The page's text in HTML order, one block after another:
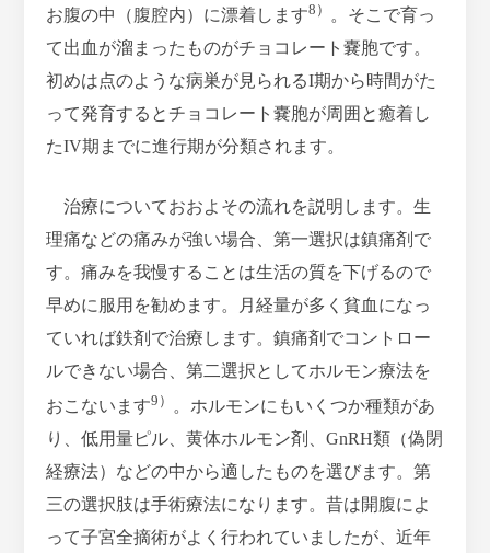
お腹の中（腹腔内）に漂着します8）
。そこで育っ
て出血が溜まったものがチョコレート嚢胞です。
初めは点のような病巣が見られるI期から時間がた
って発育するとチョコレート嚢胞が周囲と癒着し
たIV期までに進行期が分類されます。
治療についておおよその流れを説明します。生
理痛などの痛みが強い場合、第一選択は鎮痛剤で
す。痛みを我慢することは生活の質を下げるので
早めに服用を勧めます。月経量が多く貧血になっ
ていれば鉄剤で治療します。鎮痛剤でコントロー
ルできない場合、第二選択としてホルモン療法を
おこないます9）
。ホルモンにもいくつか種類があ
り、低用量ピル、黄体ホルモン剤、GnRH類（偽閉
経療法）などの中から適したものを選びます。第
三の選択肢は手術療法になります。昔は開腹によ
って子宮全摘術がよく行われていましたが、近年